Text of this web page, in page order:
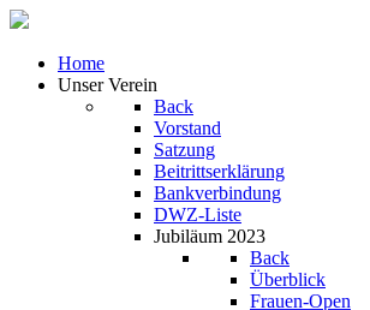
Home
Unser Verein
Back
Vorstand
Satzung
Beitrittserklärung
Bankverbindung
DWZ-Liste
Jubiläum 2023
Back
Überblick
Frauen-Open